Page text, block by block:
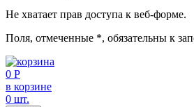
Не хватает прав доступа к веб-форме.
Поля, отмеченные *, обязательны к
0 Р
в корзине
0 шт.